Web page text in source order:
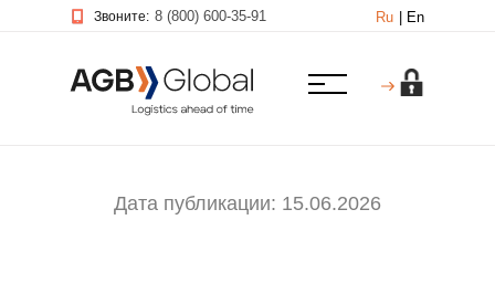
8 (800) 600-35-91
Звоните: Ru En
Дата публикации: 15.06.2026